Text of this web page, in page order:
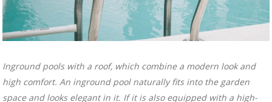
Inground pools with a roof, which combine a modern look and
high comfort. An inground pool naturally fits into the garden
space and looks elegant in it. If it is also equipped with a high-